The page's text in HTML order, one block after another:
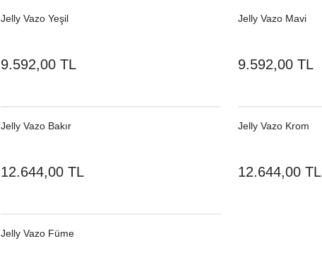
Jelly Vazo Yeşil
9.592,00 TL
Jelly Vazo Mavi
9.592,00 TL
Jelly Vazo Bakır
12.644,00 TL
Jelly Vazo Krom
12.644,00 TL
Jelly Vazo Füme